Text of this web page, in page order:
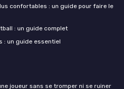
confortables : un guide pour faire le
: un guide complet
: un guide essentiel
joueur sans se tromper ni se ruiner